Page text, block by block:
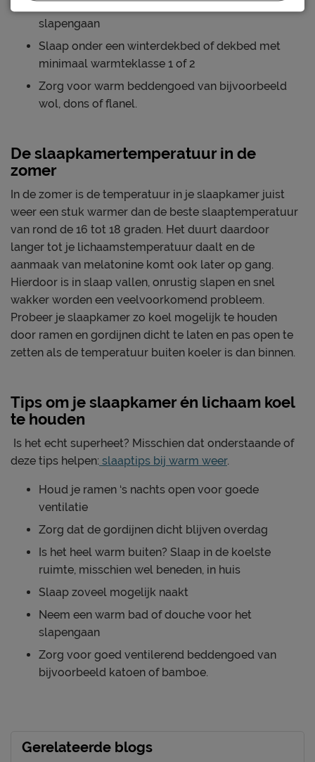
Neem een warm bad of douche voor het
slapengaan
Slaap onder een winterdekbed of dekbed met
minimaal warmteklasse 1 of 2
Zorg voor warm beddengoed van bijvoorbeeld
wol, dons of flanel.
De slaapkamertemperatuur in de
zomer
In de zomer is de temperatuur in je slaapkamer juist
weer een stuk warmer dan de beste slaaptemperatuur
van rond de 16 tot 18 graden. Het duurt daardoor
langer tot je lichaamstemperatuur daalt en de
aanmaak van melatonine komt ook later op gang.
Hierdoor is in slaap vallen, onrustig slapen en snel
wakker worden een veelvoorkomend probleem.
Probeer je slaapkamer zo koel mogelijk te houden
door ramen en gordijnen dicht te laten en pas open te
zetten als de temperatuur buiten koeler is dan binnen.
Tips om je slaapkamer én lichaam koel
te houden
Is het echt superheet? Misschien dat onderstaande of
deze tips helpen: slaaptips bij warm weer.
Houd je ramen ‘s nachts open voor goede
ventilatie
Zorg dat de gordijnen dicht blijven overdag
Is het heel warm buiten? Slaap in de koelste
ruimte, misschien wel beneden, in huis
Slaap zoveel mogelijk naakt
Neem een warm bad of douche voor het
slapengaan
Zorg voor goed ventilerend beddengoed van
bijvoorbeeld katoen of bamboe.
Gerelateerde blogs